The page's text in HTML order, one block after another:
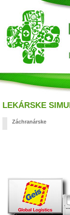
LEKÁRSKE
Záchranárske